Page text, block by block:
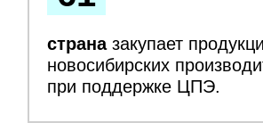
страназакупает
новосибирских
при поддержке ЦПЭ.